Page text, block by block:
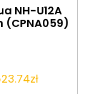
NH-U12A
(CPNA059)
zł